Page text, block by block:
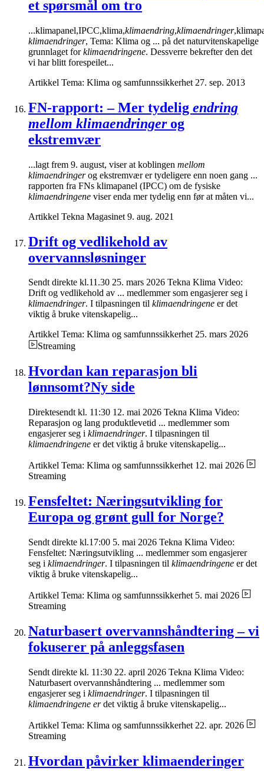
et spørsmål om tro
...klimapanel,IPCC,klima,klimaendring,klimaendringer
klimaendringer, Tema: Klima og ... på det naturvitenskapelige
grunnlaget forklimaendringene. Dessverre bekrefter den det
vi har blitt forespeilet...
Artikkel Tema: Klima og samfunnssikkerhet 27. sep. 2013
FN-rapport: – Mer tydelig endring
mellom klimaendringerog
ekstremvær
...lagt frem 9. august, viser at koblingen mellom
klimaendringerog ekstremvær er tydeligere enn noen gang ...
rapporten fra FNs klimapanel (IPCC) om de fysiske
klimaendringene viser enda mer tydelig enn før at måten vi...
Artikkel Tekna Magasinet 9. aug. 2021
Drift og vedlikehold av
overvannsløsninger
Sendt direkte kl.11.30 25. mars 2026 Tekna Klima Video:
Drift og vedlikehold av ... medlemmer som engasjerer seg i
klimaendringer. I tilpasningen til klimaendringene er det
viktig å bruke vitenskapelig...
Artikkel Tema: Klima og samfunnssikkerhet 25. mars 2026
Streaming
Hvordan kan reparasjon bli
lønnsomt?Ny side
Direktesendt kl. 11:30 12. mai 2026 Tekna Klima Video:
Reparasjon og lang produktlevetid ... medlemmer som
engasjerer seg i klimaendringer. I tilpasningen til
klimaendringene er det viktig å bruke vitenskapelig...
Artikkel Tema: Klima og samfunnssikkerhet 12. mai 2026
Streaming
Fensfeltet: Næringsutvikling for
Europa og grønt gull for Norge?
Sendt direkte kl.17:00 5. mai 2026 Tekna Klima Video:
Fensfeltet: Næringsutvikling ... medlemmer som engasjerer
seg i klimaendringer. I tilpasningen til klimaendringene er det
viktig å bruke vitenskapelig...
Artikkel Tema: Klima og samfunnssikkerhet 5. mai 2026
Streaming
Naturbasert overvannshåndtering – vi
fokuserer på anleggsfasen
Sendt direkte kl. 11:30 22. april 2026 Tekna Klima Video:
Naturbasert overvannshåndtering ... medlemmer som
engasjerer seg i klimaendringer. I tilpasningen til
klimaendringene erdet viktig å bruke vitenskapelig...
Artikkel Tema: Klima og samfunnssikkerhet 22. apr. 2026
Streaming
Hvordan påvirker klimaenderinger